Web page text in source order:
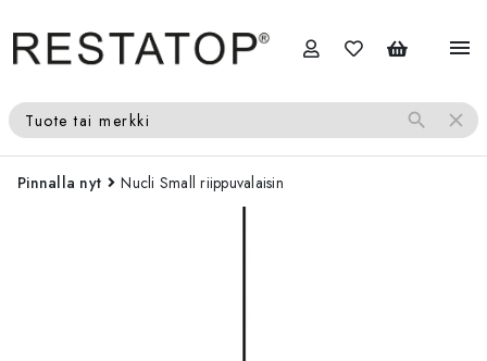
menu
Tuote tai merkki search close
Pinnalla nyt Nucli Small riippuvalaisin